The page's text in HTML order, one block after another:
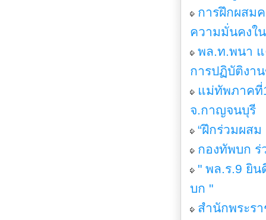
การฝึกผสม
ความมั่นคงใ
พล.ท.พนา
การปฏิบัติงา
แม่ทัพภาคที่
จ.กาญจนบุรี
“ฝึกร่วมผสม
กองทัพบก ร่
" พล.ร.9 ยิ
บก "
สำนักพระร